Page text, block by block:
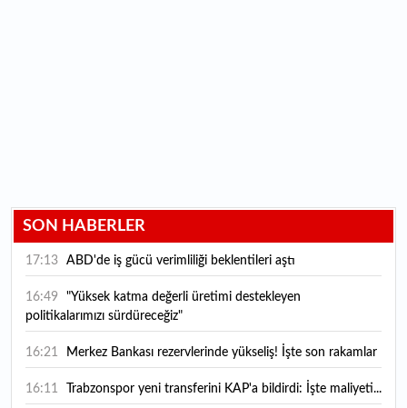
SON HABERLER
17:13 ABD'de iş gücü verimliliği beklentileri aştı
16:49
politikalarımızı sürdüreceğiz"
16:21 Merkez Bankası rezervlerinde yükseliş! İşte son rakamlar
16:11 Trabzonspor yeni transferini KAP'a bildirdi: İşte maliyeti...